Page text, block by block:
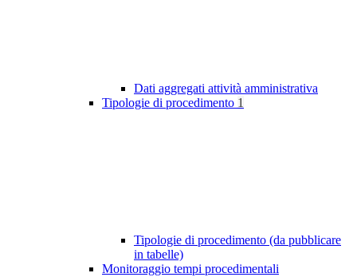
Dati aggregati attività amministrativa
Tipologie di procedimento 1
Tipologie di procedimento (da pubblicare
in tabelle)
Monitoraggio tempi procedimentali